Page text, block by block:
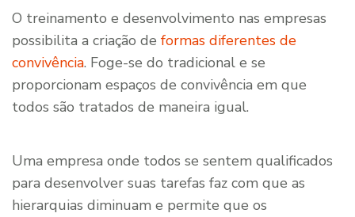
O treinamento e desenvolvimento nas empresas
possibilita a criação de formas diferentes de
convivência. Foge-se do tradicional e se
proporcionam espaços de convivência em que
todos são tratados de maneira igual.
Uma empresa onde todos se sentem qualificados
para desenvolver suas tarefas faz com que as
hierarquias diminuam e permite que os